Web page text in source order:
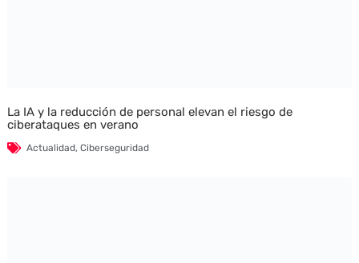
La IA y la reducción de personal elevan el riesgo de
ciberataques en verano
Actualidad, Ciberseguridad